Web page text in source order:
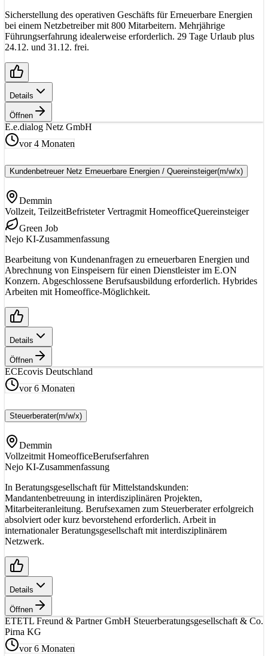
Sicherstellung des operativen Geschäfts für Erneuerbare Energien
bei einem Netzbetreiber mit 800 Mitarbeitern. Mehrjährige
Führungserfahrung idealerweise erforderlich. 29 Tage Urlaub plus
24.12. und 31.12. frei.
Details
Öffnen
E.e.dialog Netz GmbH
vor 4 Monaten
Kundenbetreuer Netz Erneuerbare Energien / Quereinsteiger(m/w/x)
Demmin
Vollzeit, TeilzeitBefristeter Vertragmit HomeofficeQuereinsteiger
Green Job
Nejo KI-Zusammenfassung
Bearbeitung von Kundenanfragen zu erneuerbaren Energien und
Abrechnung von Einspeisern für einen Dienstleister im E.ON
Konzern. Abgeschlossene Berufsausbildung erforderlich. Hybrides
Arbeiten mit Homeoffice-Möglichkeit.
Details
Öffnen
ECEcovis Deutschland
vor 6 Monaten
Steuerberater(m/w/x)
Demmin
Vollzeitmit HomeofficeBerufserfahren
Nejo KI-Zusammenfassung
In Beratungsgesellschaft für Mittelstandskunden:
Mandantenbetreuung in interdisziplinären Projekten,
Mitarbeiteranleitung. Berufsexamen zum Steuerberater erfolgreich
absolviert oder kurz bevorstehend erforderlich. Arbeit in
internationaler Beratungsgesellschaft mit interdisziplinärem
Netzwerk.
Details
Öffnen
ETETL Freund & Partner GmbH Steuerberatungsgesellschaft & Co.
Pirna KG
vor 6 Monaten